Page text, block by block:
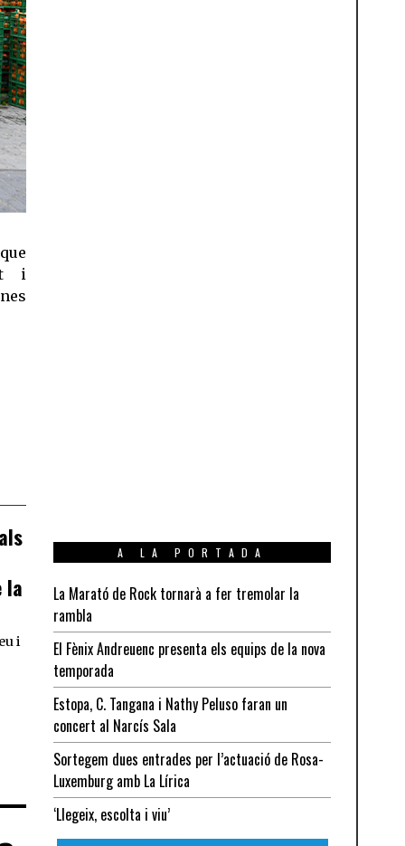
i
la
i
A LA PORTADA
La Marató de Rock tornarà a fer tremolar la
rambla
El Fènix Andreuenc presenta els equips de la nova
temporada
Estopa, C. Tangana i Nathy Peluso faran un
concert al Narcís Sala
Sortegem dues entrades per l’actuació de Rosa-
Luxemburg amb La Lírica
‘Llegeix, escolta i viu’